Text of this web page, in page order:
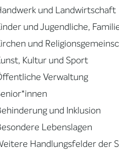
und Landwirtschaft
und Jugendliche,
und
Kultur und Sport
Verwaltung
und Inklusion
Lebenslagen
Handlungsfelder der